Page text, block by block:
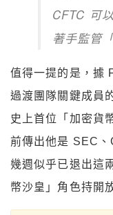
CFTC 可
著手監管
值得一提的是，據
過渡團隊關鍵成員
史上首位「加密貨
前傳出他是 SEC
幾週似乎已退出這
幣沙皇」角色持開